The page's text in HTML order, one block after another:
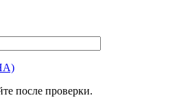
после проверки.